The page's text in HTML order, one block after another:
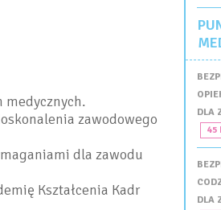
medycznych.
zawodowego
dla zawodu
Kształcenia Kadr
DLA
45
DLA